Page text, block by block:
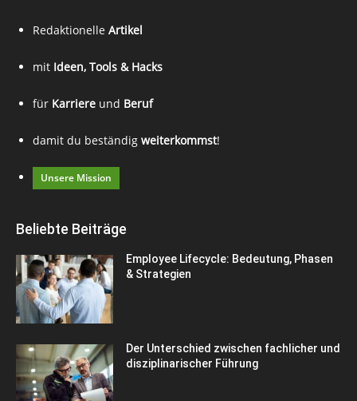
Redaktionelle Artikel
mit Ideen, Tools & Hacks
für Karriere und Beruf
damit du beständig weiterkommst!
Unsere Mission
Beliebte Beiträge
Employee Lifecycle: Bedeutung, Phasen
& Strategien
Der Unterschied zwischen fachlicher und
disziplinarischer Führung